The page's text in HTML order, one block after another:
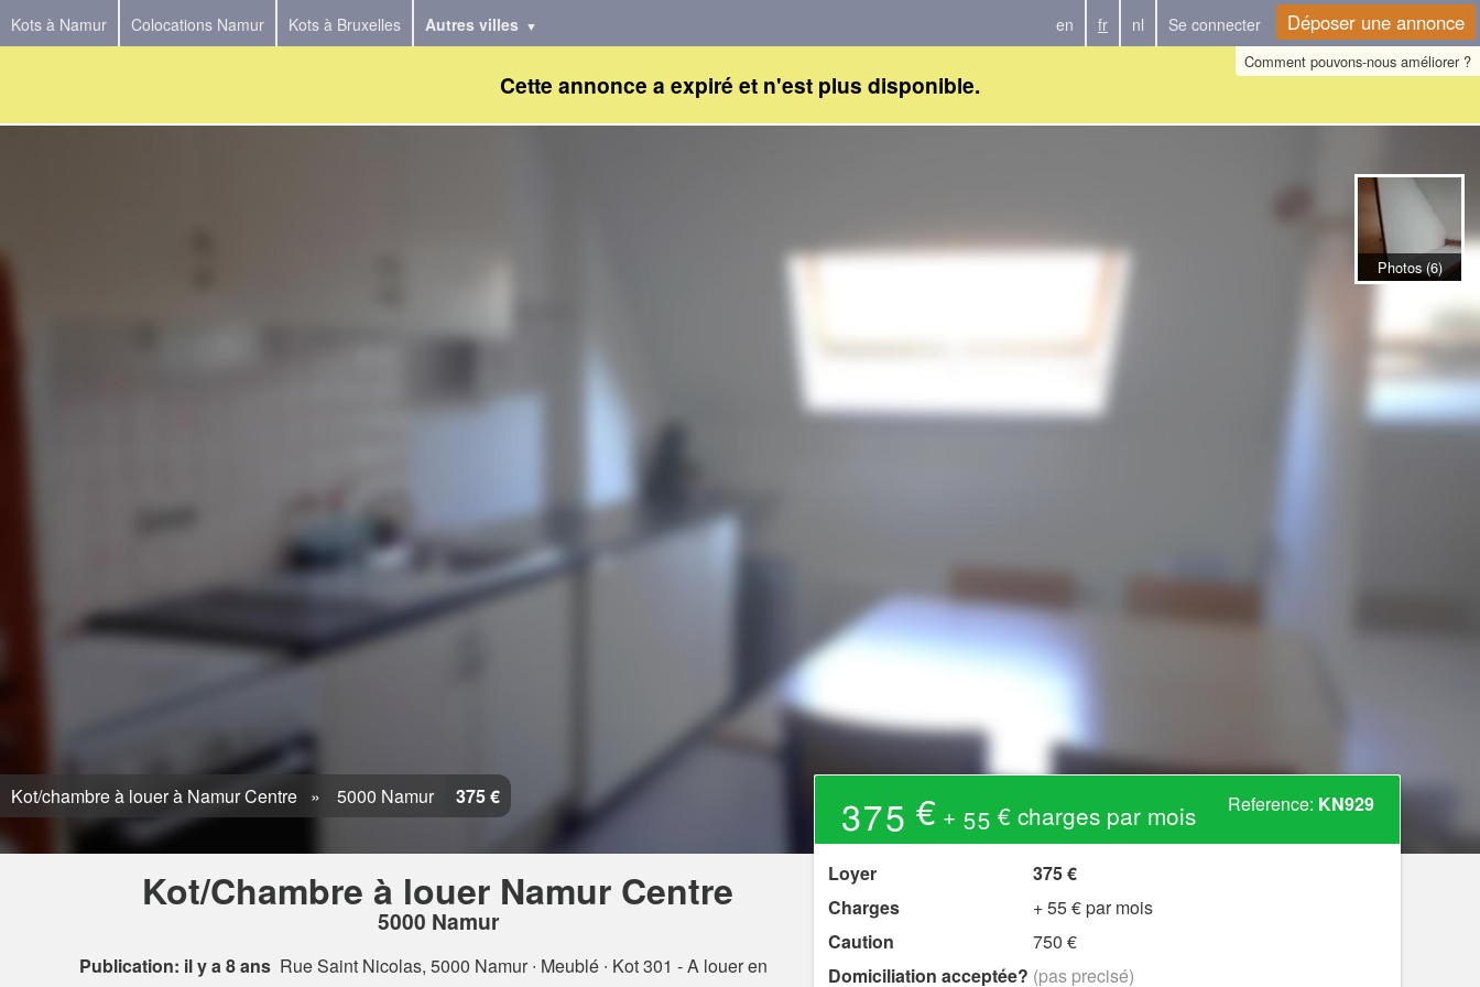
Kots à Namur Colocations Namur Kots à Bruxelles Autres villes en fr nl Se connecter Déposer une annonce
Comment pouvons-nous améliorer ?
Cette annonce a expiré et n'est plus disponible.
Kot/chambre à louer à Namur Centre 5000 Namur 375 €
Kot/Chambre à louer Namur Centre
5000 Namur
Publication: il y a 8 ans Rue Saint Nicolas, 5000 Namur∙ Meublé ∙ Kot 301 - A louer en
375 €+ 55 € charges par mois Reference: KN929
Loyer
375 €
Charges
+ 55 € par mois
Caution
750 €
Domiciliation acceptée? (pas precisé)